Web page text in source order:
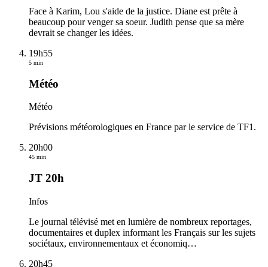
Face à Karim, Lou s'aide de la justice. Diane est prête à
beaucoup pour venger sa soeur. Judith pense que sa mère
devrait se changer les idées.
19h55
5 min
Météo
Météo
Prévisions météorologiques en France par le service de TF1.
20h00
45 min
JT 20h
Infos
Le journal télévisé met en lumière de nombreux reportages,
documentaires et duplex informant les Français sur les sujets
sociétaux, environnementaux et économiq…
20h45